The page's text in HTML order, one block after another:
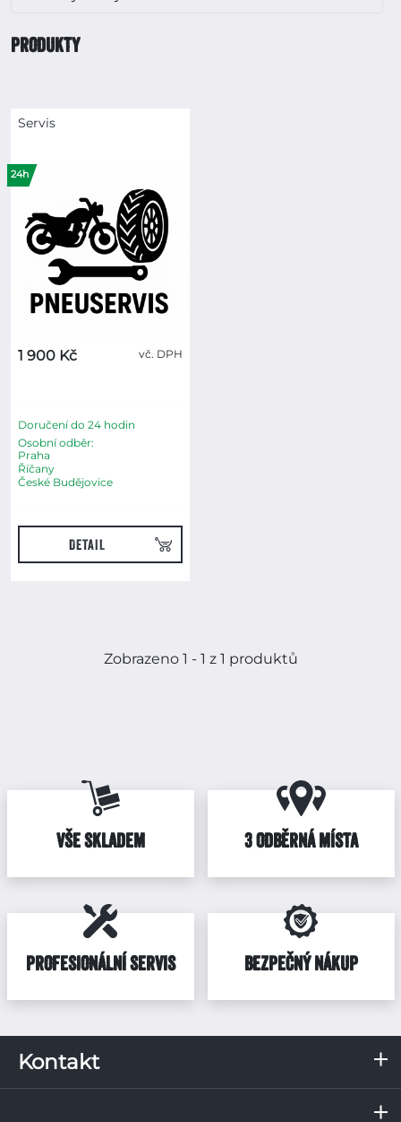
PRODUKTY
Servis
24h
1 900 Kč vč. DPH
Doručení do 24 hodin
Osobní odběr:
Praha
Říčany
České Budějovice
DETAIL
Zobrazeno 1 - 1 z 1 produktů
VŠE SKLADEM 3 ODBĚRNÁ MÍSTA
PROFESIONÁLNÍ SERVIS BEZPEČNÝ NÁKUP
Kontakt